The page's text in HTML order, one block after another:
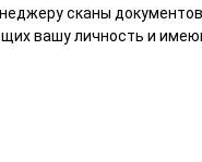
сканы
вашу личность и